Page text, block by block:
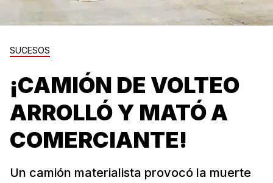
SUCESOS
¡CAMIÓN DE VOLTEO
ARROLLÓ Y MATÓ A
COMERCIANTE!
Un camión materialista provocó la muerte